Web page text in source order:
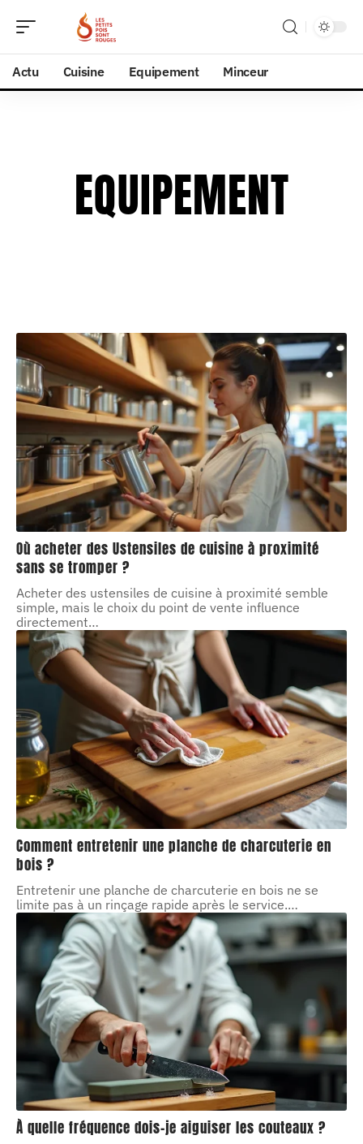
Actu Cuisine Equipement Minceur
EQUIPEMENT
Où acheter des Ustensiles de cuisine à proximité
sans se tromper ?
Acheter des ustensiles de cuisine à proximité semble
simple, mais le choix du point de vente influence
directement…
Comment entretenir une planche de charcuterie en
bois ?
Entretenir une planche de charcuterie en bois ne se
limite pas à un rinçage rapide après le service.…
À quelle fréquence dois-je aiguiser les couteaux ?